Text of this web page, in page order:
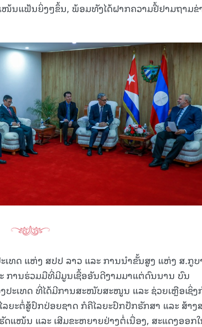
ໜ້ນແຟ້ນຍິ່ງໆຂຶ້ນ, ພ້ອມທັງໄດ້ຝາກຄວາມຢື້ຢາມຖາມຂ່
ທດ ແຫ່ງ ສປປ ລາວ ແລະ ການນໍາຂັ້ນສູງ ແຫ່ງ ສ.ກູບ
ານຮ່ວມມືທີ່ມີມູນເຊື້ອອັນດີງາມມາແຕ່ດົນນານ ບົນ
ະເທດ ທີ່ໄດ້ມີການສະໜັບສະໜູນ ແລະ ຊ່ວຍເຫຼືອເຊິ່ງ
ຍະຕໍ່ສູ້ປົກປ່ອຍຊາດ ກໍຄືໄລຍະປົກປັກຮັກສາ ແລະ ສ້າງ
ແໜ້ນ ແລະ ເສີມຂະຫຍາຍຢ່າງຕໍ່ເນື່ອງ, ສະແດງອອກ